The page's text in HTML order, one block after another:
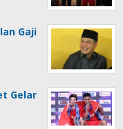
Gaji
Gelar